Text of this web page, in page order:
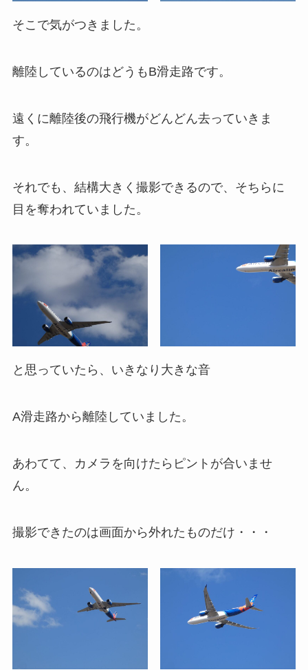
そこで気がつきました。
離陸しているのはどうもB滑走路です。
遠くに離陸後の飛行機がどんどん去っていきま
す。
それでも、結構大きく撮影できるので、そちらに
目を奪われていました。
と思っていたら、いきなり大きな音
A滑走路から離陸していました。
あわてて、カメラを向けたらピントが合いませ
ん。
撮影できたのは画面から外れたものだけ・・・